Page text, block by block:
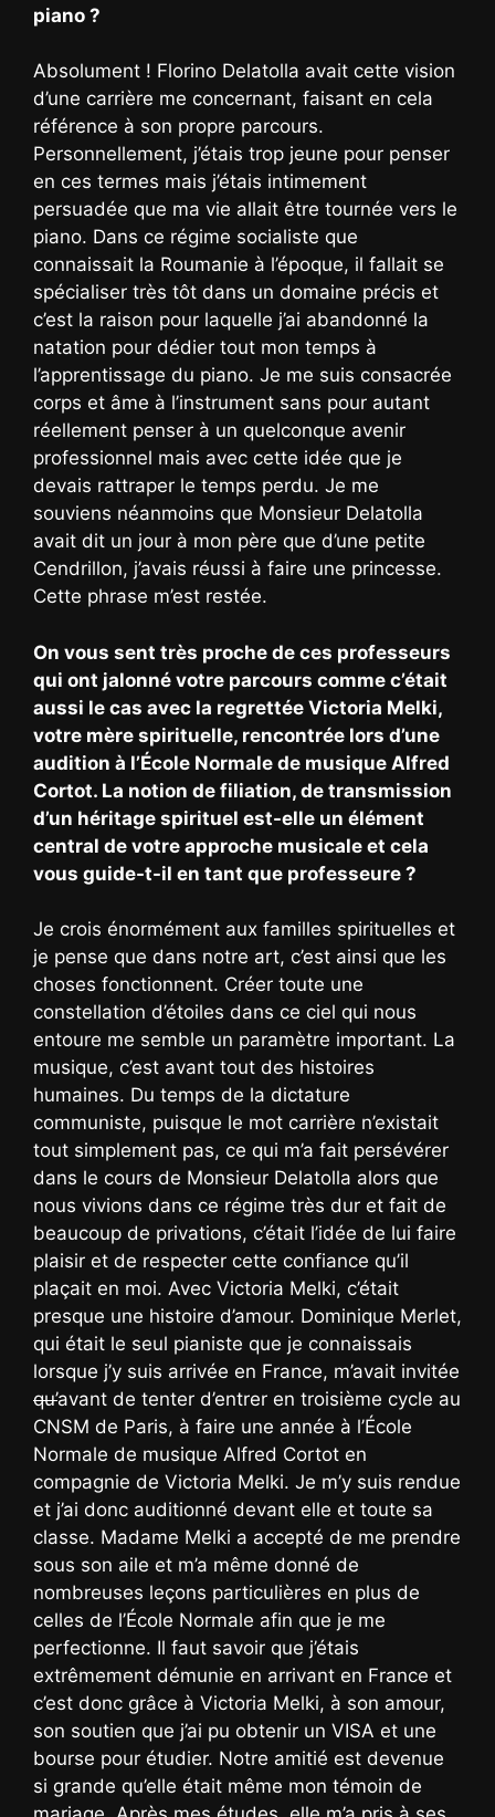
piano ?
Absolument ! Florino Delatolla avait cette vision
d’une carrière me concernant, faisant en cela
référence à son propre parcours.
Personnellement, j’étais trop jeune pour penser
en ces termes mais j’étais intimement
persuadée que ma vie allait être tournée vers le
piano. Dans ce régime socialiste que
connaissait la Roumanie à l’époque, il fallait se
spécialiser très tôt dans un domaine précis et
c’est la raison pour laquelle j’ai abandonné la
natation pour dédier tout mon temps à
l’apprentissage du piano. Je me suis consacrée
corps et âme à l’instrument sans pour autant
réellement penser à un quelconque avenir
professionnel mais avec cette idée que je
devais rattraper le temps perdu. Je me
souviens néanmoins que Monsieur Delatolla
avait dit un jour à mon père que d’une petite
Cendrillon, j’avais réussi à faire une princesse.
Cette phrase m’est restée.
On vous sent très proche de ces professeurs
qui ont jalonné votre parcours comme c’était
aussi le cas avec la regrettée Victoria Melki,
votre mère spirituelle, rencontrée lors d’une
audition à l’École Normale de musique Alfred
Cortot. La notion de filiation, de transmission
d’un héritage spirituel est-elle un élément
central de votre approche musicale et cela
vous guide-t-il en tant que professeure ?
Je crois énormément aux familles spirituelles et
je pense que dans notre art, c’est ainsi que les
choses fonctionnent. Créer toute une
constellation d’étoiles dans ce ciel qui nous
entoure me semble un paramètre important. La
musique, c’est avant tout des histoires
humaines. Du temps de la dictature
communiste, puisque le mot carrière n’existait
tout simplement pas, ce qui m’a fait persévérer
dans le cours de Monsieur Delatolla alors que
nous vivions dans ce régime très dur et fait de
beaucoup de privations, c’était l’idée de lui faire
plaisir et de respecter cette confiance qu’il
plaçait en moi. Avec Victoria Melki, c’était
presque une histoire d’amour. Dominique Merlet,
qui était le seul pianiste que je connaissais
lorsque j’y suis arrivée en France, m’avait invitée
qu’avant de tenter d’entrer en troisième cycle au
CNSM de Paris, à faire une année à l’École
Normale de musique Alfred Cortot en
compagnie de Victoria Melki. Je m’y suis rendue
et j’ai donc auditionné devant elle et toute sa
classe. Madame Melki a accepté de me prendre
sous son aile et m’a même donné de
nombreuses leçons particulières en plus de
celles de l’École Normale afin que je me
perfectionne. Il faut savoir que j’étais
extrêmement démunie en arrivant en France et
c’est donc grâce à Victoria Melki, à son amour,
son soutien que j’ai pu obtenir un VISA et une
bourse pour étudier. Notre amitié est devenue
si grande qu’elle était même mon témoin de